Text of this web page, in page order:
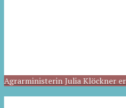
Agrarministerin Julia Klöckner